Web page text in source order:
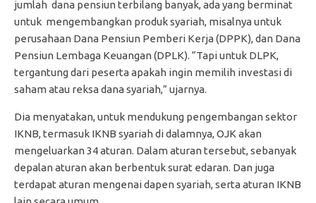
jumlah dana pensiun terbilang banyak, ada yang berminat
untuk mengembangkan produk syariah, misalnya untuk
perusahaan Dana Pensiun Pemberi Kerja (DPPK), dan Dana
Pensiun Lembaga Keuangan (DPLK). “Tapi untuk DLPK,
tergantung dari peserta apakah ingin memilih investasi di
saham atau reksa dana syariah,” ujarnya.
Dia menyatakan, untuk mendukung pengembangan sektor
IKNB, termasuk IKNB syariah di dalamnya, OJK akan
mengeluarkan 34 aturan. Dalam aturan tersebut, sebanyak
depalan aturan akan berbentuk surat edaran. Dan juga
terdapat aturan mengenai dapen syariah, serta aturan IKNB